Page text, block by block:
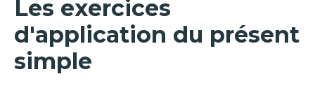
Les exercices
d'application du présent
simple